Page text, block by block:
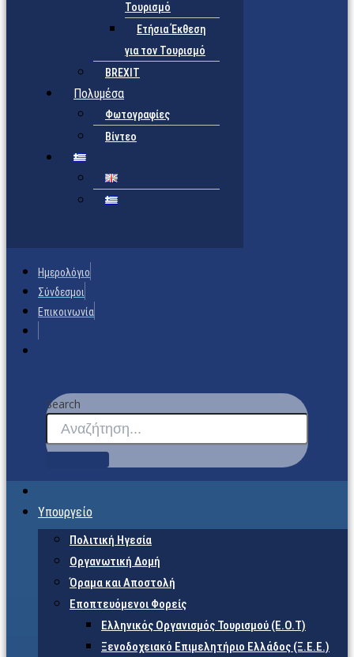
Τουρισμό
Ετήσια Έκθεση
για τον Τουρισμό
BREXIT
Πολυμέσα
Φωτογραφίες
Βίντεο
Ημερολόγιο
Σύνδεσμοι
Επικοινωνία
Search
Υπουργείο
Πολιτική Ηγεσία
Οργανωτική Δομή
Όραμα και Αποστολή
Εποπτευόμενοι Φορείς
Eλληνικός Οργανισμός Τουρισμού (Ε.Ο.Τ)
Ξενοδοχειακό Επιμελητήριο Ελλάδος (Ξ.Ε.Ε.)